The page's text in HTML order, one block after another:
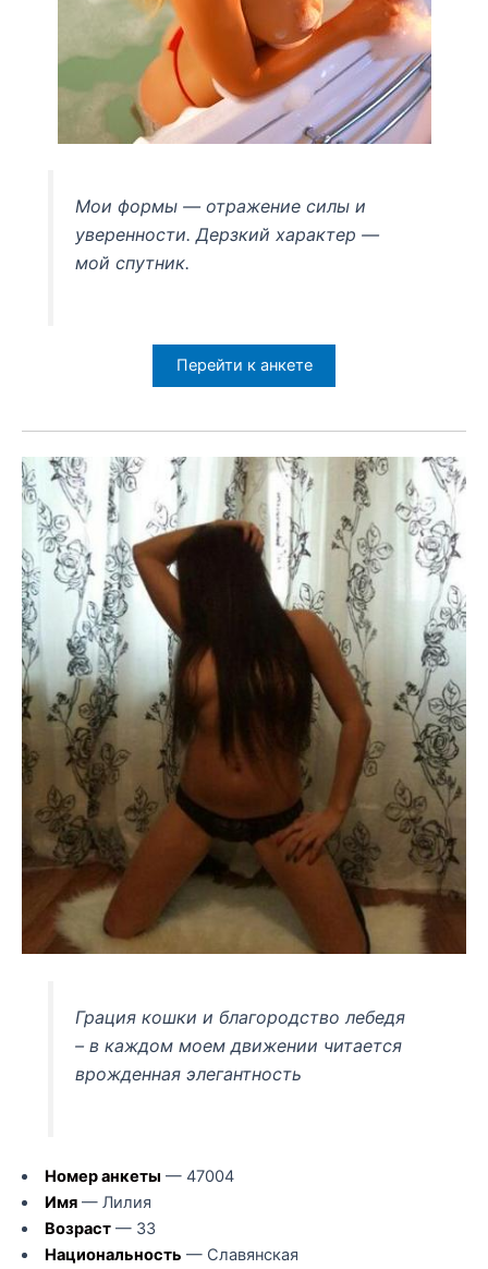
Мои формы — отражение силы и
уверенности. Дерзкий характер —
мой спутник.
Перейти к анкете
Грация кошки и благородство лебедя
– в каждом моем движении читается
врожденная элегантность
Номер анкеты — 47004
Имя— Лилия
Возраст— 33
Национальность — Славянская